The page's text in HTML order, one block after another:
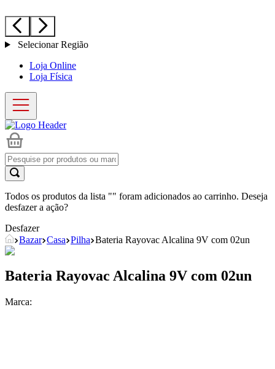
Selecionar Região
Loja Online
Loja Física
Todos os produtos da lista "" foram adicionados ao carrinho. Deseja
desfazer a ação?
Desfazer
Bazar Casa Pilha Bateria Rayovac Alcalina 9V com 02un
Bateria Rayovac Alcalina 9V com 02un
Marca: